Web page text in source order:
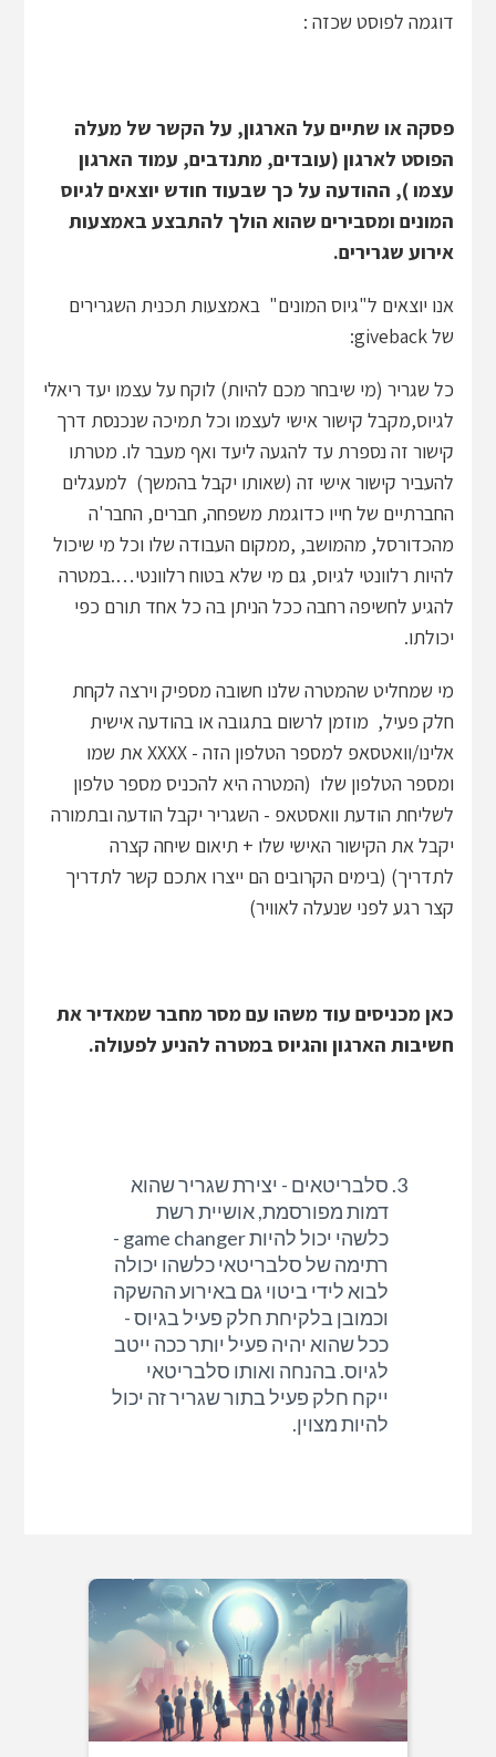
דוגמה לפוסט שכזה :
פסקה או שתיים על הארגון, על הקשר של מעלה
הפוסט לארגון (עובדים, מתנדבים, עמוד הארגון
עצמו ), ההודעה על כך שבעוד חודש יוצאים לגיוס
המונים ומסבירים שהוא הולך להתבצע באמצעות
אירוע שגרירים.
אנו יוצאים ל"גיוס המונים" באמצעות תכנית השגרירים
של giveback:
כל שגריר (מי שיבחר מכם להיות) לוקח על עצמו יעד ריאלי
לגיוס,מקבל קישור אישי לעצמו וכל תמיכה שנכנסת דרך
קישור זה נספרת עד להגעה ליעד ואף מעבר לו. מטרתו
להעביר קישור אישי זה (שאותו יקבל בהמשך) למעגלים
החברתיים של חייו כדוגמת משפחה, חברים, החבר'ה
מהכדורסל, מהמושב, ,ממקום העבודה שלו וכל מי שיכול
להיות רלוונטי לגיוס, גם מי שלא בטוח רלוונטי….במטרה
להגיע לחשיפה רחבה ככל הניתן בה כל אחד תורם כפי
יכולתו.
מי שמחליט שהמטרה שלנו חשובה מספיק וירצה לקחת
חלק פעיל, מוזמן לרשום בתגובה או בהודעה אישית
אלינו/וואטסאפ למספר הטלפון הזה - XXXX את שמו
ומספר הטלפון שלו (המטרה היא להכניס מספר טלפון
לשליחת הודעת וואסטאפ - השגריר יקבל הודעה ובתמורה
יקבל את הקישור האישי שלו + תיאום שיחה קצרה
לתדריך) (בימים הקרובים הם ייצרו אתכם קשר לתדריך
קצר רגע לפני שנעלה לאוויר)
כאן מכניסים עוד משהו עם מסר מחבר שמאדיר את
חשיבות הארגון והגיוס במטרה להניע לפעולה.
סלבריטאים - יצירת שגריר שהוא
דמות מפורסמת, אושיית רשת
כלשהי יכול להיות game changer -
רתימה של סלבריטאי כלשהו יכולה
לבוא לידי ביטוי גם באירוע ההשקה
וכמובן בלקיחת חלק פעיל בגיוס -
ככל שהוא יהיה פעיל יותר ככה ייטב
לגיוס. בהנחה ואותו סלבריטאי
ייקח חלק פעיל בתור שגריר זה יכול
להיות מצוין.